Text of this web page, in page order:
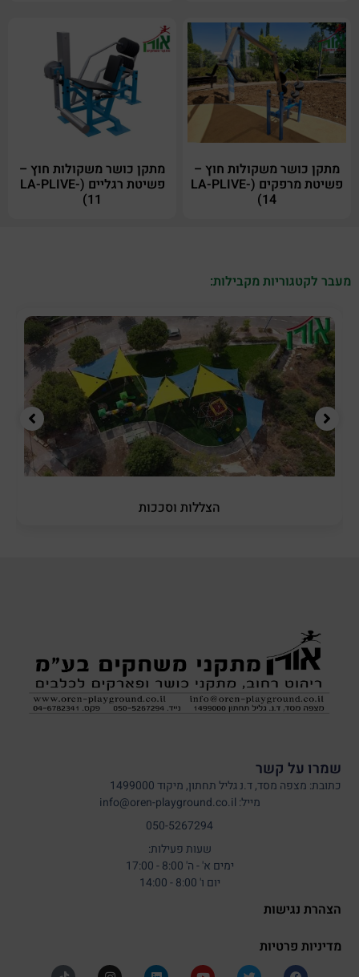
מתקן כושר משקולות חוץ –
פשיטת מרפקים (LA-PLIVE-
14)
מתקן כושר משקולות חוץ –
פשיטת רגליים (LA-PLIVE-
11)
מעבר לקטגוריות מקבילות:
הצללות וסככות
שמרו על קשר
כתובת: מצפה מסד, ד.נ גליל תחתון, מיקוד 1499000
מייל: info@oren-playground.co.il
050-5267294
שעות פעילות:
ימים א' - ה' 8:00 - 17:00
יום ו' 8:00 - 14:00
הצהרת נגישות
מדיניות פרטיות